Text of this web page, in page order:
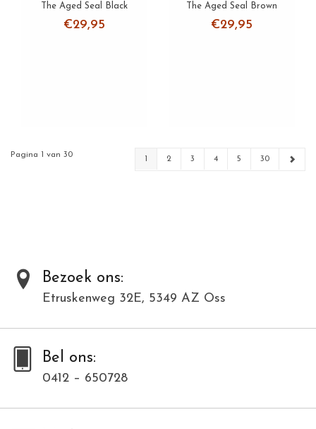
The Aged Seal Black
€29,95
The Aged Seal Brown
€29,95
Pagina 1 van 30 2 3 4 5 30
Bezoek ons:
Etruskenweg 32E, 5349 AZ Oss
Bel ons:
0412 – 650728